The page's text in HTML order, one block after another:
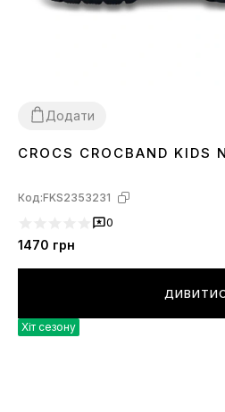
Додати
262728 3132
CROCS CROCBAND KIDS
Код:FKS2353231
0
1470 грн
Хіт сезону